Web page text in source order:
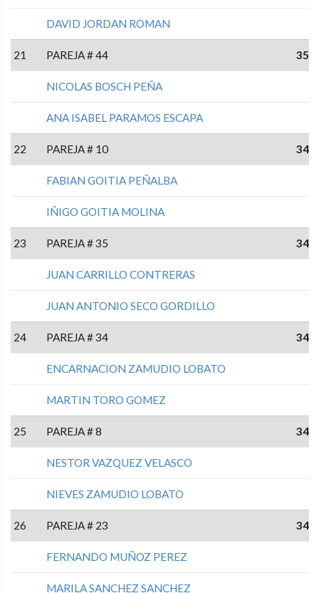
DAVID JORDAN ROMAN
21 PAREJA # 44 35
NICOLAS BOSCH PEÑA
ANA ISABEL PARAMOS ESCAPA
22 PAREJA # 10 34
FABIAN GOITIA PEÑALBA
IÑIGO GOITIA MOLINA
23 PAREJA # 35 34
JUAN CARRILLO CONTRERAS
JUAN ANTONIO SECO GORDILLO
24 PAREJA # 34 34
ENCARNACION ZAMUDIO LOBATO
MARTIN TORO GOMEZ
25 PAREJA # 8 34
NESTOR VAZQUEZ VELASCO
NIEVES ZAMUDIO LOBATO
26 PAREJA # 23 34
FERNANDO MUÑOZ PEREZ
MARILA SANCHEZ SANCHEZ